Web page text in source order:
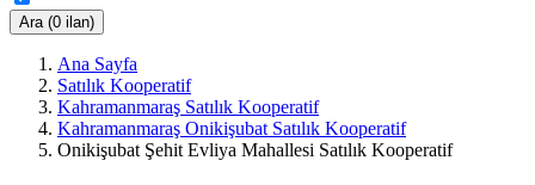
Ara (0 ilan)
Ana Sayfa
Satılık Kooperatif
Kahramanmaraş Satılık Kooperatif
Kahramanmaraş Onikişubat Satılık Kooperatif
Onikişubat Şehit Evliya Mahallesi Satılık Kooperatif